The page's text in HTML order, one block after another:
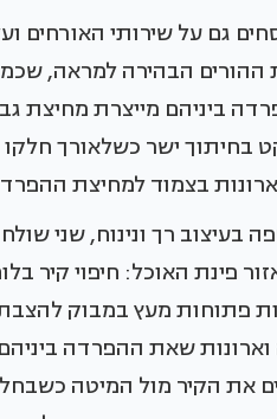
גם על שירותי האורחים
הבהירה למראה,
ביניהם מייצרת מחיצת
בחיתוך ישר כשלאורך
בצמוד למחיצת
בעיצוב רך ונינוח, שני
פינת האוכל: חיפוי קיר
פתוחות מעץ במבוק
שאת ההפרדה
את הקיר מול המיטה